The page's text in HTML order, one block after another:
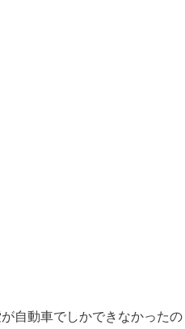
自動車でしかできなかったの